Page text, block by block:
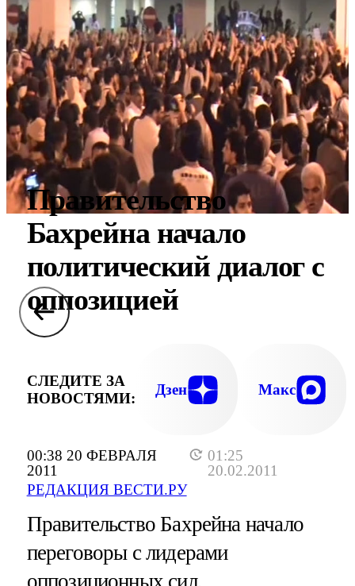
00:38 20 ФЕВРАЛЯ
2011
01:25
20.02.2011
РЕДАКЦИЯ ВЕСТИ.РУ
Правительство
Бахрейна начало
политический диалог с
оппозицией
СЛЕДИТЕ ЗА
НОВОСТЯМИ:
Дзен Макс
Правительство Бахрейна начало
переговоры с лидерами